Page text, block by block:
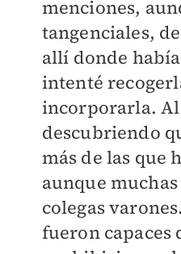
menciones,
tangenciales,
allí donde
intenté
incorporarla.
descubriendo
más de las que
aunque
colegas
fueron capaces